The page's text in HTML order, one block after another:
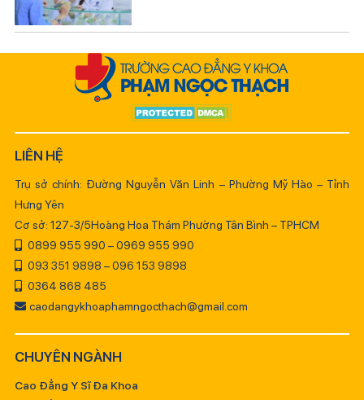
LIÊN HỆ
Trụ sở chính: Đường Nguyễn Văn Linh – Phường Mỹ Hào – Tỉnh
Hưng Yên
Cơ sở: 127-3/5Hoàng Hoa Thám Phường Tân Bình – TPHCM
0899 955 990 – 0969 955 990
093 351 9898 – 096 153 9898
0364 868 485
caodangykhoaphamngocthach@gmail.com
CHUYÊN NGÀNH
Cao Đẳng Y Sĩ Đa Khoa